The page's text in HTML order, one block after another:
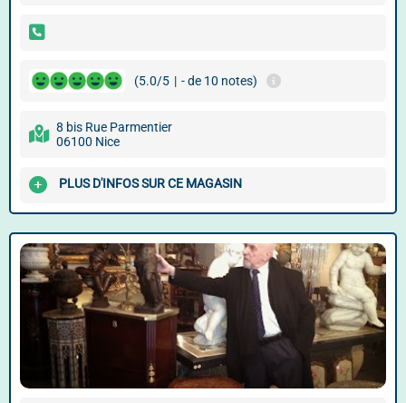
(5.0/5 | - de 10 notes)
8 bis Rue Parmentier
06100 Nice
PLUS D'INFOS SUR CE MAGASIN